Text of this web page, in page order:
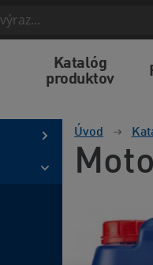
Katalóg
produktov
Úvod